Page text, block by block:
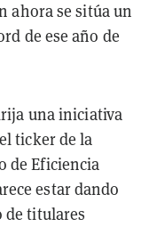
ahora se sitúa un
de ese año de
una iniciativa
ticker de la
de Eficiencia
estar dando
de titulares